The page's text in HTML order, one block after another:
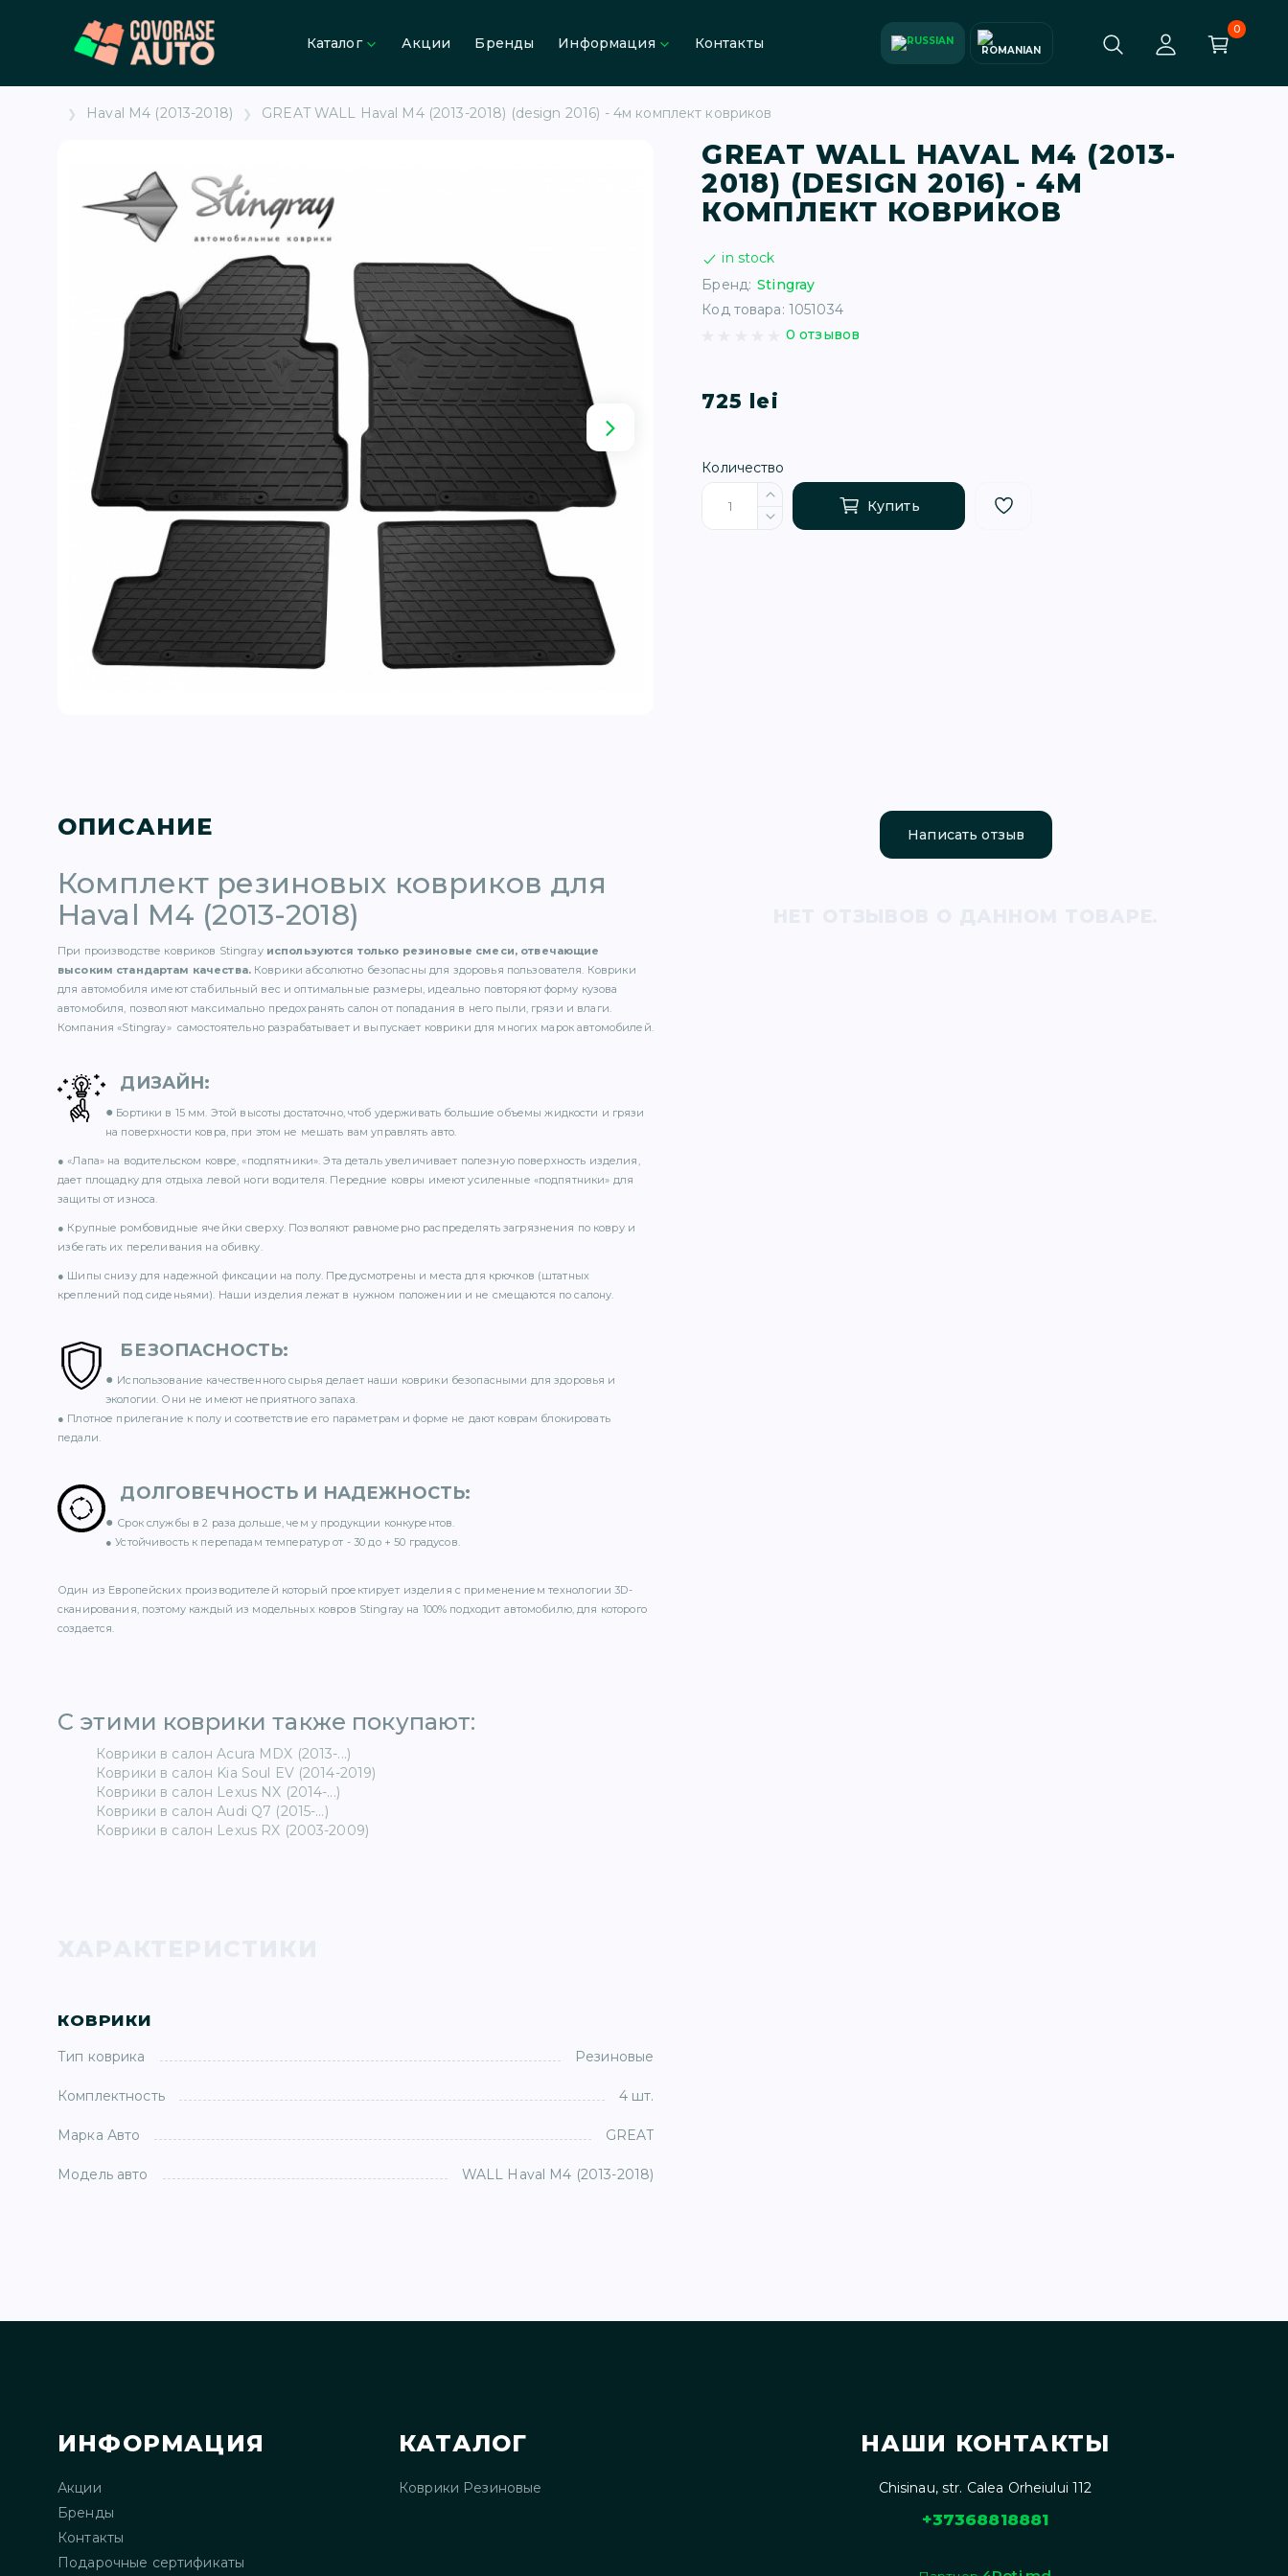
Каталог Акции Бренды Информация Контакты
0
Haval M4 (2013-2018) GREAT WALL Haval M4 (2013-2018) (design 2016) - 4м комплект ковриков
GREAT WALL HAVAL M4 (2013-
2018) (DESIGN 2016) - 4М
КОМПЛЕКТ КОВРИКОВ
in stock
Бренд: Stingray
Код товара: 1051034
0 отзывов
725 lei
Количество
Купить
ОПИСАНИЕ
Комплект резиновых ковриков для
Haval M4 (2013-2018)
При производстве ковриков Stingray используются только резиновые смеси, отвечающие
высоким стандартам качества.Коврики абсолютно безопасны для здоровья пользователя. Коврики
для автомобиля имеют стабильный вес и оптимальные размеры, идеально повторяют форму кузова
автомобиля, позволяют максимально предохранять салон от попадания в него пыли, грязи и влаги.
Компания «Stingray» самостоятельно разрабатывает и выпускает коврики для многих марок автомобилей.
ДИЗАЙН:
● Бортики в 15 мм. Этой высоты достаточно, чтоб удерживать большие объемы жидкости и грязи
на поверхности ковра, при этом не мешать вам управлять авто.
● «Лапа» на водительском ковре, «подпятники». Эта деталь увеличивает полезную поверхность изделия,
дает площадку для отдыха левой ноги водителя. Передние ковры имеют усиленные «подпятники» для
защиты от износа.
● Крупные ромбовидные ячейки сверху. Позволяют равномерно распределять загрязнения по ковру и
избегать их переливания на обивку.
● Шипы снизу для надежной фиксации на полу. Предусмотрены и места для крючков (штатных
креплений под сиденьями). Наши изделия лежат в нужном положении и не смещаются по салону.
БЕЗОПАСНОСТЬ:
● Использование качественного сырья делает наши коврики безопасными для здоровья и
экологии. Они не имеют неприятного запаха.
● Плотное прилегание к полу и соответствие его параметрам и форме не дают коврам блокировать
педали.
ДОЛГОВЕЧНОСТЬ И НАДЕЖНОСТЬ:
● Срок службы в 2 раза дольше, чем у продукции конкурентов.
● Устойчивость к перепадам температур от - 30 до + 50 градусов.
Один из Европейских производителей который проектирует изделия с применением технологии 3D-
сканирования, поэтому каждый из модельных ковров Stingray на 100% подходит автомобилю, для которого
создается.
С этими коврики также покупают: ​
Коврики в салон Acura MDX (2013-...)
Коврики в салон Kia Soul EV (2014-2019)
Коврики в салон Lexus NX (2014-...)
Коврики в салон Audi Q7 (2015-...)
Коврики в салон Lexus RX (2003-2009)
КОВРИКИ
Тип коврика Резиновые
Комплектность 4 шт.
Марка Авто GREAT
Модель авто WALL Haval M4 (2013-2018)
Написать отзыв
ИНФОРМАЦИЯ
Акции
Бренды
Контакты
Подарочные сертификаты
КАТАЛОГ
Коврики Резиновые
НАШИ КОНТАКТЫ
Chisinau, str. Calea Orheiului 112
+37368818881